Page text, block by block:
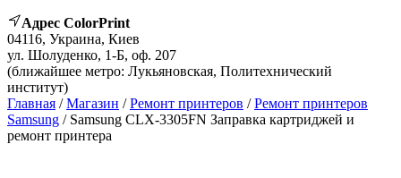
Адрес ColorPrint
04116, Украина, Киев
ул. Шолуденко, 1-Б, оф. 207
(ближайшее метро: Лукьяновская, Политехнический
институт)
Главная /Магазин /Ремонт принтеров /Ремонт принтеров
Samsung / Samsung CLX-3305FN Заправка картриджей и
ремонт принтера